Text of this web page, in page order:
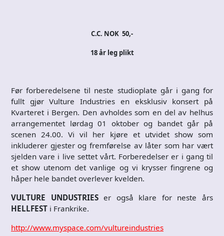
C.C. NOK 50,-
18 år leg plikt
Før forberedelsene til neste studioplate går i gang for
fullt gjør Vulture Industries en eksklusiv konsert på
Kvarteret i Bergen. Den avholdes som en del av helhus
arrangementet lørdag 01 oktober og bandet går på
scenen 24.00. Vi vil her kjøre et utvidet show som
inkluderer gjester og fremførelse av låter som har vært
sjelden vare i live settet vårt. Forberedelser er i gang til
et show utenom det vanlige og vi krysser fingrene og
håper hele bandet overlever kvelden.
VULTURE UNDUSTRIESer også klare for neste års
HELLFEST i Frankrike.
http://www.myspace.com/vultureindustries